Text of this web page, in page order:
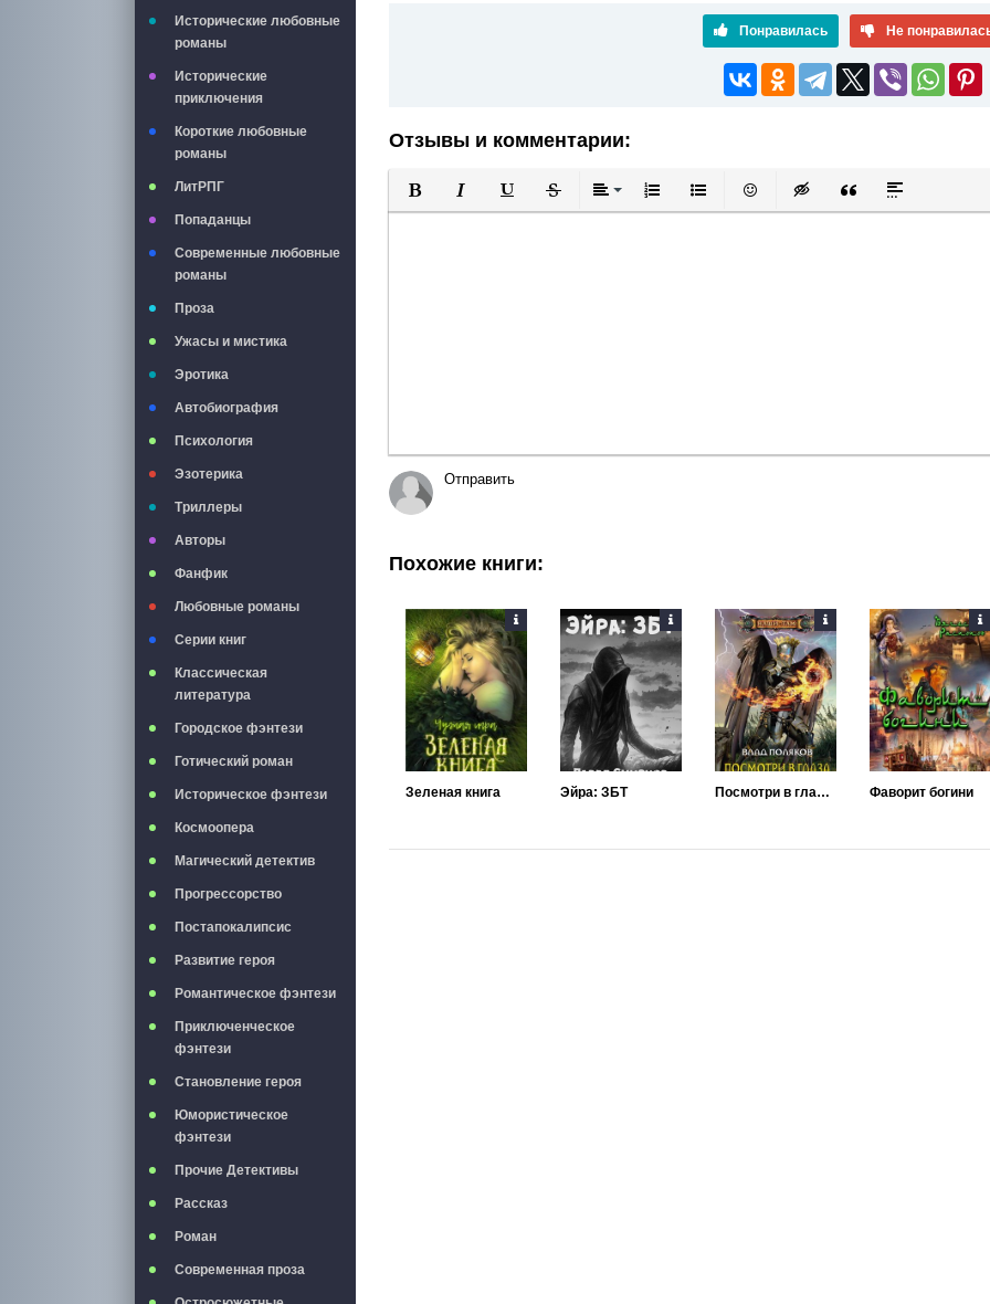
Исторические любовные
романы
Исторические
приключения
Короткие любовные
романы
ЛитРПГ
Попаданцы
Современные любовные
романы
Проза
Ужасы и мистика
Эротика
Автобиография
Психология
Эзотерика
Триллеры
Авторы
Фанфик
Любовные романы
Серии книг
Классическая
литература
Городское фэнтези
Готический роман
Историческое фэнтези
Космоопера
Магический детектив
Прогрессорство
Постапокалипсис
Развитие героя
Романтическое фэнтези
Приключенческое
фэнтези
Становление героя
Юмористическое
фэнтези
Прочие Детективы
Рассказ
Роман
Современная проза
Понравилась Не
Отзывы и комментарии:
Полужирный
КурсивПодчеркнутый
ЗачеркнутыйВыравнивание
Нумерованный список
Маркированный список
Вставить смайлик
Вставка скрытого текста
Вставка цитаты
Вставка
Отправить
Похожие книги:
Зеленая книга Эйра: ЗБТ Посмотри в глаза Инферно Фаворит богини